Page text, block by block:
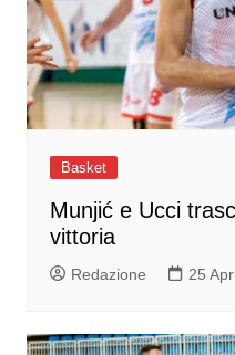
Basket
Munjić e Ucci
vittoria
Redazione 25